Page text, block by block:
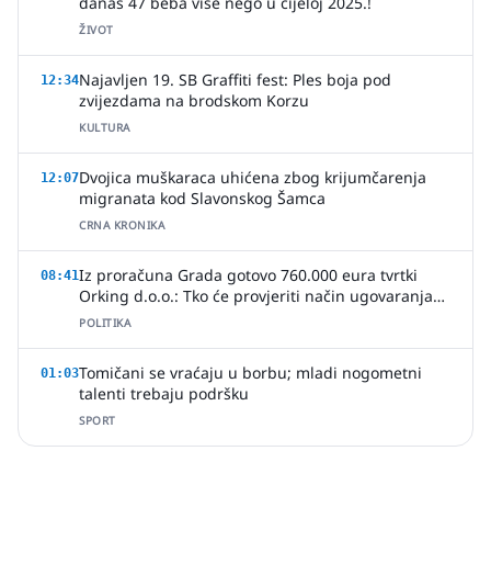
ŽIVOT
12:34Najavljen 19. SB Graffiti fest: Ples boja pod
zvijezdama na brodskom Korzu
KULTURA
12:07Dvojica muškaraca uhićena zbog krijumčarenja
migranata kod Slavonskog Šamca
CRNA KRONIKA
08:41Iz proračuna Grada gotovo 760.000 eura tvrtki
Orking d.o.o.: Tko će provjeriti način ugovaranja
poslova?
POLITIKA
01:03Tomičani se vraćaju u borbu; mladi nogometni
talenti trebaju podršku
SPORT